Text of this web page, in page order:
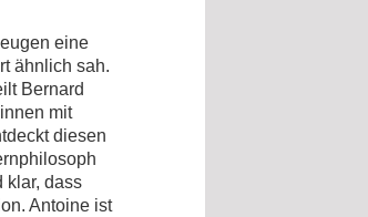
eine
ähnlich sah.
Bernard
mit
diesen
klar, dass
Antoine ist